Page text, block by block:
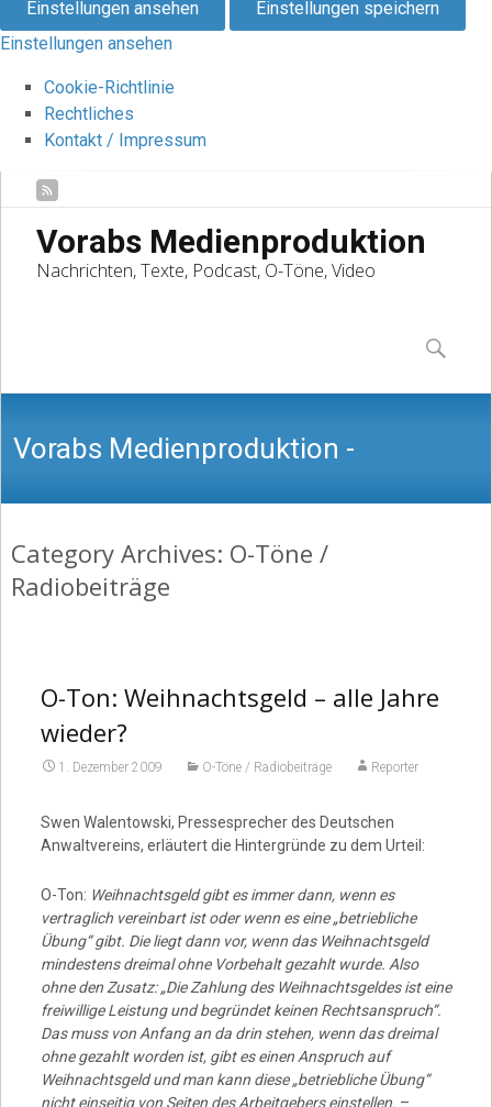
Einstellungen ansehen
Einstellungen speichern
Einstellungen ansehen
Cookie-Richtlinie
Rechtliches
Kontakt / Impressum
Vorabs Medienproduktion
Nachrichten, Texte, Podcast, O-Töne, Video
content
Suchen
nach:
Vorabs Medienproduktion -
Nachrichten, Texte, Podcast, O-Töne,
Category Archives: O-Töne /
Radiobeiträge
O-Ton: Weihnachtsgeld – alle Jahre
wieder?
1. Dezember 2009 O-Töne / Radiobeiträge Reporter
Swen Walentowski, Pressesprecher des Deutschen
Anwaltvereins, erläutert die Hintergründe zu dem Urteil:
O-Ton: Weihnachtsgeld gibt es immer dann, wenn es
vertraglich vereinbart ist oder wenn es eine „betriebliche
Übung“ gibt. Die liegt dann vor, wenn das Weihnachtsgeld
mindestens dreimal ohne Vorbehalt gezahlt wurde. Also
ohne den Zusatz: „Die Zahlung des Weihnachtsgeldes ist eine
freiwillige Leistung und begründet keinen Rechtsanspruch“.
Das muss von Anfang an da drin stehen, wenn das dreimal
ohne gezahlt worden ist, gibt es einen Anspruch auf
Weihnachtsgeld und man kann diese „betriebliche Übung“
nicht einseitig von Seiten des Arbeitgebers einstellen. –